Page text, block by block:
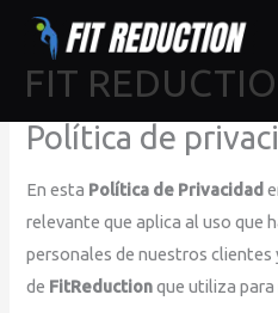
contenido
FIT
Política de
En esta Política de Privacidad
relevante que aplica al uso que
personales de nuestros clientes
de FitReductionque utiliza